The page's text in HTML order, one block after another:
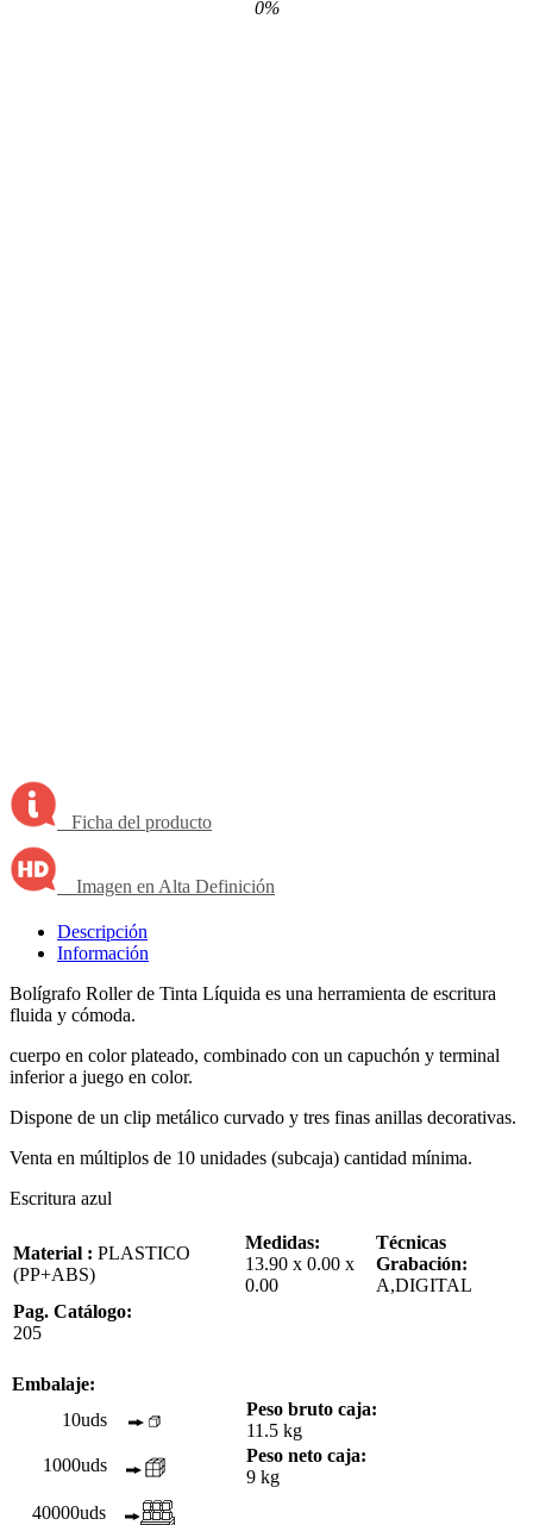
Ficha del producto
Imagen en Alta Definición
Descripción
Información
Bolígrafo Roller de Tinta Líquida es una herramienta de escritura
fluida y cómoda.
cuerpo en color plateado, combinado con un capuchón y terminal
inferior a juego en color.
Dispone de un clip metálico curvado y tres finas anillas decorativas.
Venta en múltiplos de 10 unidades (subcaja) cantidad mínima.
Escritura azul
Material : PLASTICO
(PP+ABS)
Medidas:
13.90 x 0.00 x
0.00
Técnicas
Grabación:
A,DIGITAL
Pag. Catálogo:
205
Embalaje:
10uds
Peso bruto caja:
11.5 kg
1000uds
Peso neto caja:
9 kg
40000uds